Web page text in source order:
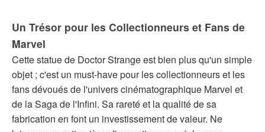
Un Trésor pour les Collectionneurs et Fans de
Marvel
Cette statue de Doctor Strange est bien plus qu'un simple
objet ; c'est un must-have pour les collectionneurs et les
fans dévoués de l'univers cinématographique Marvel et
de la Saga de l'Infini. Sa rareté et la qualité de sa
fabrication en font un investissement de valeur. Ne